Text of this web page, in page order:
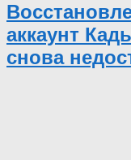
аккаунт
снова